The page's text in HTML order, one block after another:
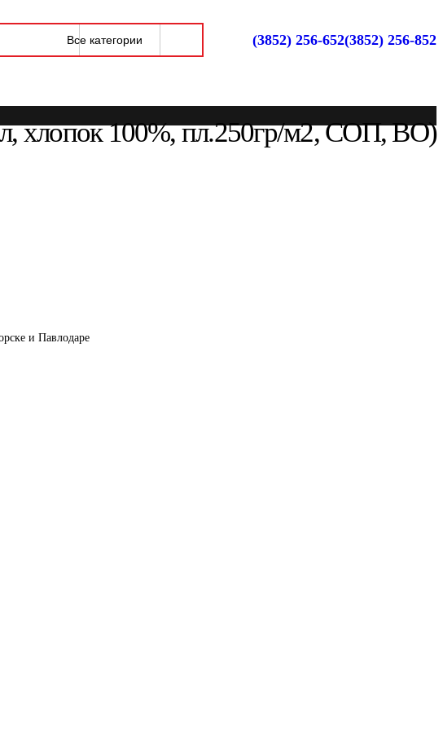
(3852) 256-652(3852) 256-852
хлопок 100%, пл.250гр/м2, СОП, ВО)
и Павлодаре